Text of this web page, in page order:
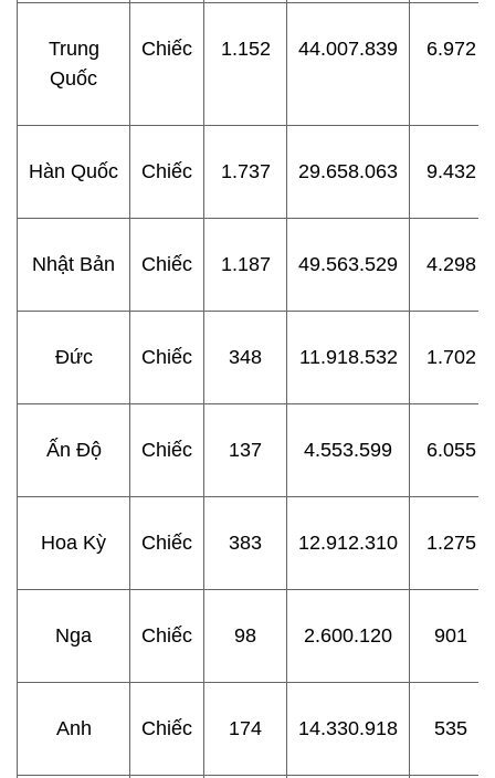
Trung
Quốc
Chiếc 1.152 44.007.839 6.972
Hàn Quốc Chiếc 1.737 29.658.063 9.432
Nhật Bản Chiếc 1.187 49.563.529 4.298
Đức Chiếc 348 11.918.532 1.702
Ấn Độ Chiếc 137 4.553.599 6.055
Hoa Kỳ Chiếc 383 12.912.310 1.275
Nga Chiếc 98 2.600.120 901
Anh Chiếc 174 14.330.918 535